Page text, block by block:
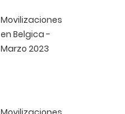
Movilizaciones
en Belgica -
Marzo 2023